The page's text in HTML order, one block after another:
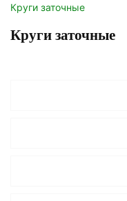
Круги заточные
Круги заточные